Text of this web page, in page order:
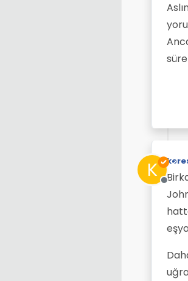
K